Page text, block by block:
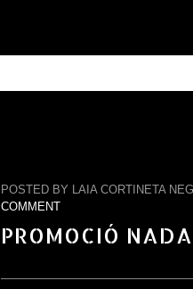
POSTED BY LAIA CORTINETA
COMMENT
PROMOCIÓ